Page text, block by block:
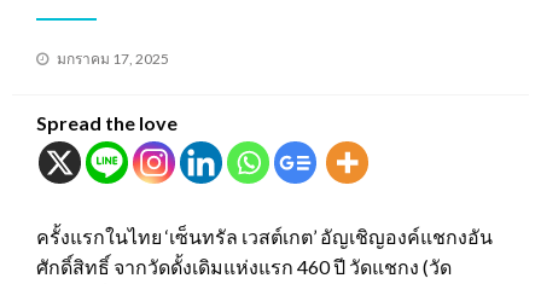
Posted
มกราคม 17, 2025
Spread the love
ครั้งแรกในไทย ‘เซ็นทรัล เวสต์เกต’ อัญเชิญองค์แชกงอัน
ศักดิ์สิทธิ์ จากวัดดั้งเดิมแห่งแรก 460 ปี วัดแชกง (วัด